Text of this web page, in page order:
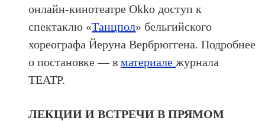
онлайн-кинотеатре Okko доступ к
спектаклю «Танцпол» бельгийского
хореографа Йеруна Вербрюггена. Подробнее
о постановке — вматериалежурнала
ТЕАТР.
ЛЕКЦИИ И ВСТРЕЧИ В ПРЯМОМ